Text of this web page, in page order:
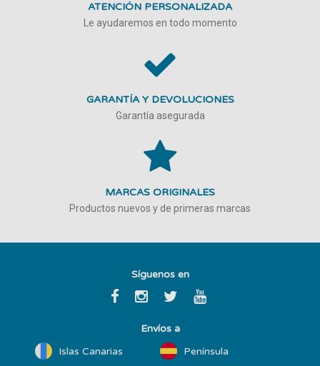
ATENCIÓN PERSONALIZADA
Le ayudaremos en todo momento
GARANTÍA Y DEVOLUCIONES
Garantía asegurada
MARCAS ORIGINALES
Productos nuevos y de primeras marcas
Síguenos en
Envíos a
Islas Canarias
Península